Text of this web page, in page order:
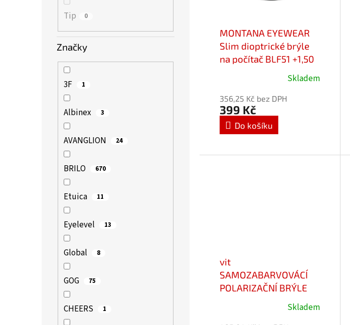
Tip 0
Značky
3F 1
Albinex 3
AVANGLION 24
BRILO 670
Etuica 11
Eyelevel 13
Global 8
GOG 75
CHEERS 1
MONTANA EYEWEAR
Slim dioptrické brýle
na počítač BLF51 +1,50
produktu
je
5,0
z
Skladem
356,25 Kč bez DPH
399 Kč
Do košíku
vit
SAMOZABARVOVÁCÍ
POLARIZAČNÍ BRÝLE
Skladem